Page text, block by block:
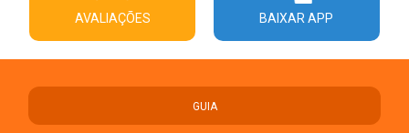
AVALIAÇÕES BAIXAR APP
GUIA